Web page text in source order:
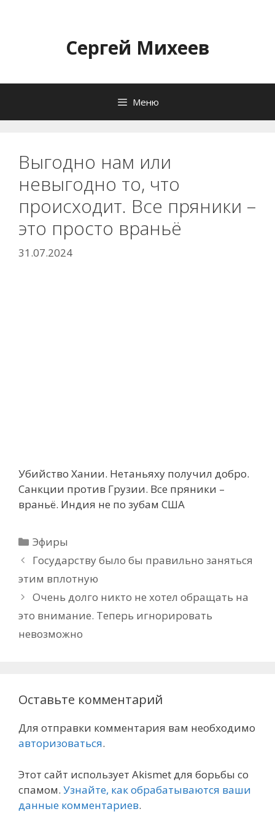
содержимомуСергей Михеев
Меню
Выгодно нам или
невыгодно то, что
происходит. Все пряники –
это просто враньё
31.07.2024
Убийство Хании. Нетаньяху получил добро.
Санкции против Грузии. Все пряники –
враньё. Индия не по зубам США
Рубрики
Эфиры
Государству было бы правильно заняться
этим вплотную
Очень долго никто не хотел обращать на
это внимание. Теперь игнорировать
невозможно
Оставьте комментарий
Для отправки комментария вам необходимо
авторизоваться.
Этот сайт использует Akismet для борьбы со
спамом. Узнайте, как обрабатываются ваши
данные комментариев.